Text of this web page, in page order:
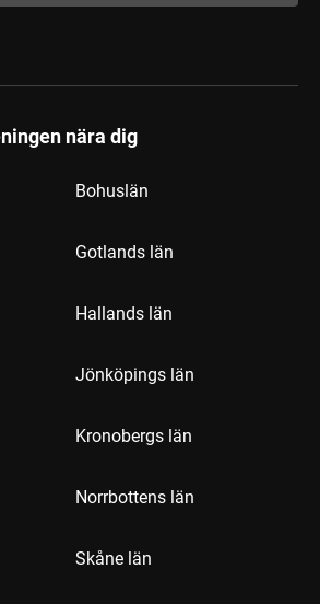
nära dig
Bohuslän
Gotlands län
Hallands län
Jönköpings län
Kronobergs län
Norrbottens län
Skåne län